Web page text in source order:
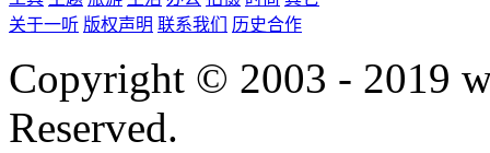
关于一听 版权声明 联系我们 历史合作
Copyright © 2003 - 2019
Reserved.